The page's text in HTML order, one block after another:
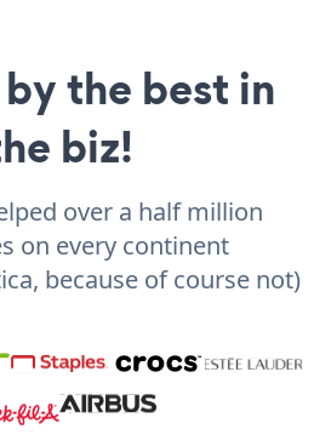
the best in
biz!
over a half million
on every continent
because of course not)